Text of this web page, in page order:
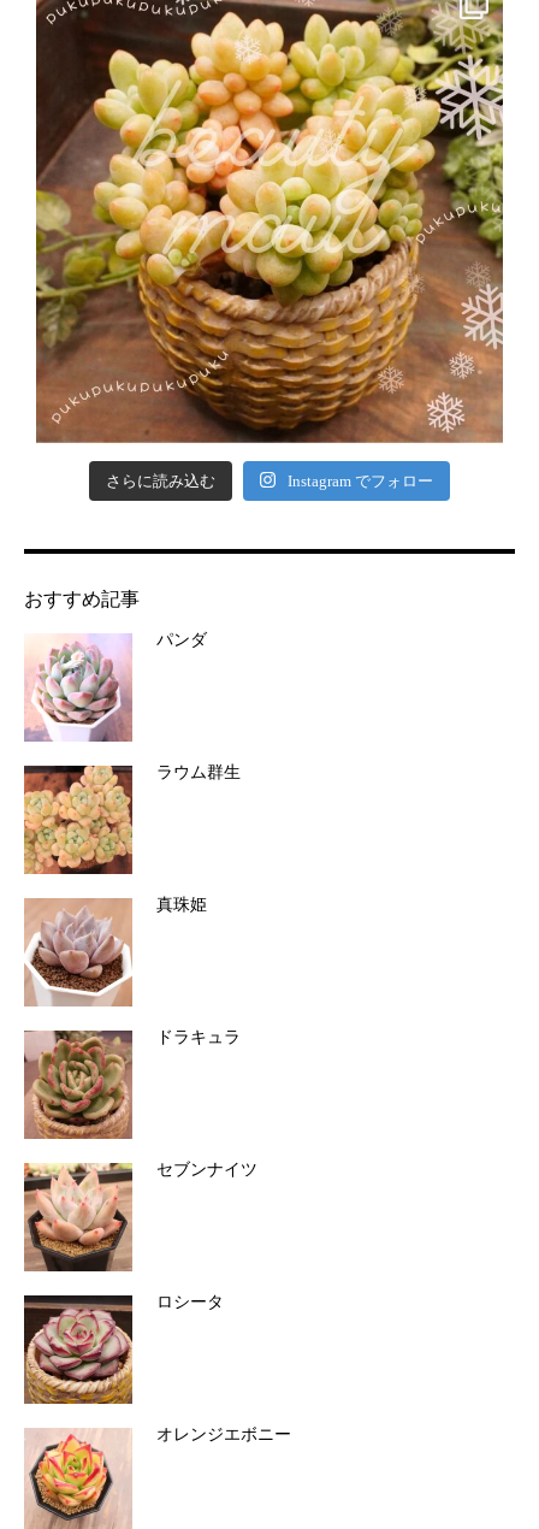
さらに読み込む Instagram でフォロー
おすすめ記事
パンダ
ラウム群生
真珠姫
ドラキュラ
セブンナイツ
ロシータ
オレンジエボニー